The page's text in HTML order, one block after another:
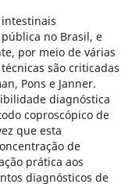
no Brasil, e
por meio de várias
são criticadas
Pons e Janner.
diagnóstica
coproscópico de
que esta
de
prática aos
diagnósticos de